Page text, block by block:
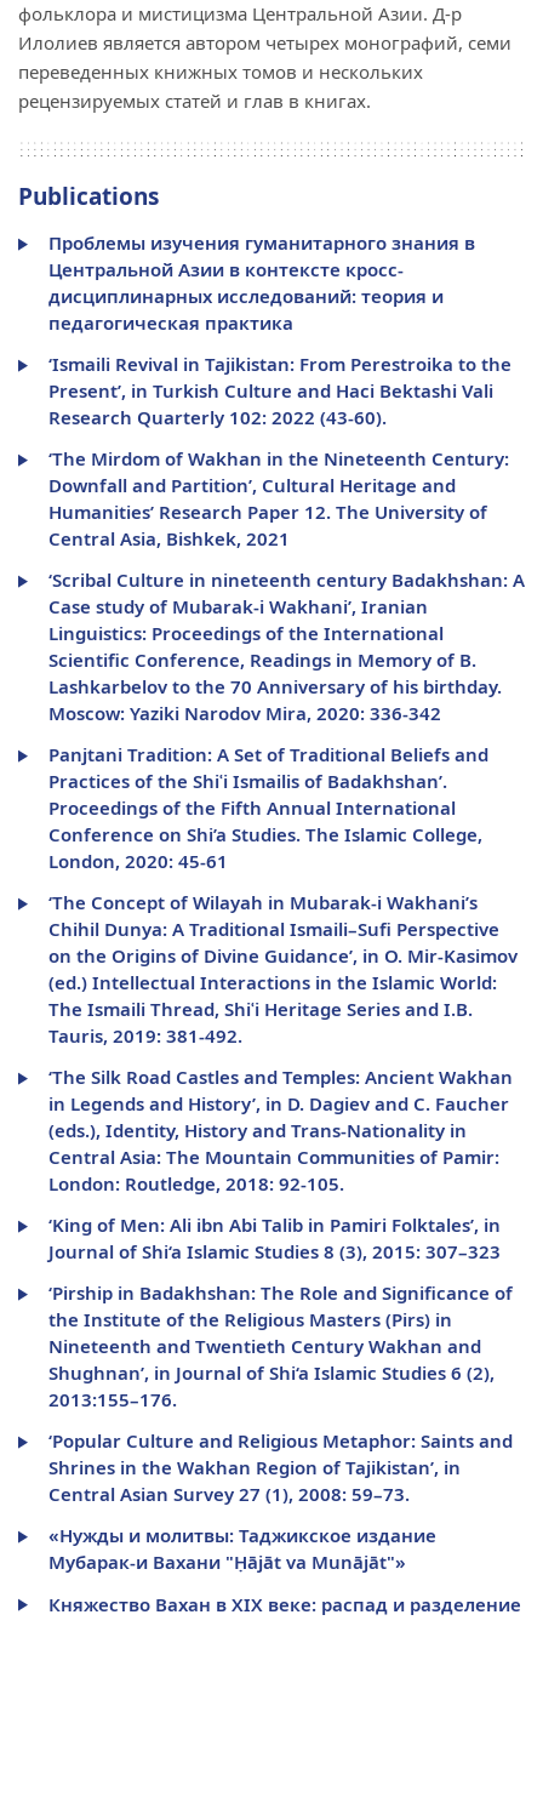
фольклора и мистицизма Центральной Азии. Д-р
Илолиев является автором четырех монографий, семи
переведенных книжных томов и нескольких
рецензируемых статей и глав в книгах.
Publications
Проблемы изучения гуманитарного знания в
Центральной Азии в контексте кросс-
дисциплинарных исследований: теория и
педагогическая практика
‘Ismaili Revival in Tajikistan: From Perestroika to the
Present’, in Turkish Culture and Haci Bektashi Vali
Research Quarterly 102: 2022 (43-60).
‘The Mirdom of Wakhan in the Nineteenth Century:
Downfall and Partition’, Cultural Heritage and
Humanities’ Research Paper 12. The University of
Central Asia, Bishkek, 2021
‘Scribal Culture in nineteenth century Badakhshan: A
Case study of Mubarak-i Wakhani’, Iranian
Linguistics: Proceedings of the International
Scientific Conference, Readings in Memory of B.
Lashkarbelov to the 70 Anniversary of his birthday.
Moscow: Yaziki Narodov Mira, 2020: 336-342
Panjtani Tradition: A Set of Traditional Beliefs and
Practices of the Shiʿi Ismailis of Badakhshan’.
Proceedings of the Fifth Annual International
Conference on Shi’a Studies. The Islamic College,
London, 2020: 45-61
‘The Concept of Wilayah in Mubarak-i Wakhani’s
Chihil Dunya: A Traditional Ismaili–Sufi Perspective
on the Origins of Divine Guidance’, in O. Mir-Kasimov
(ed.) Intellectual Interactions in the Islamic World:
The Ismaili Thread, Shiʿi Heritage Series and I.B.
Tauris, 2019: 381-492.
‘The Silk Road Castles and Temples: Ancient Wakhan
in Legends and History’, in D. Dagiev and C. Faucher
(eds.), Identity, History and Trans-Nationality in
Central Asia: The Mountain Communities of Pamir:
London: Routledge, 2018: 92-105.
‘King of Men: Ali ibn Abi Talib in Pamiri Folktales’, in
Journal of Shi‘a Islamic Studies 8 (3), 2015: 307–323
‘Pirship in Badakhshan: The Role and Significance of
the Institute of the Religious Masters (Pirs) in
Nineteenth and Twentieth Century Wakhan and
Shughnan’, in Journal of Shi‘a Islamic Studies 6 (2),
2013:155–176.
‘Popular Culture and Religious Metaphor: Saints and
Shrines in the Wakhan Region of Tajikistan’, in
Central Asian Survey 27 (1), 2008: 59–73.
«Нужды и молитвы: Таджикское издание
Мубарак-и Вахани "Ḥājāt va Munājāt"»
Княжество Вахан в XIX веке: распад и разделение